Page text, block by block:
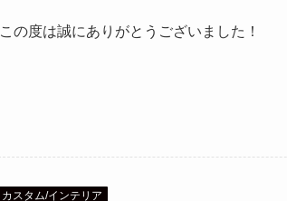
この度は誠にありがとうございました！
カスタム/インテリア